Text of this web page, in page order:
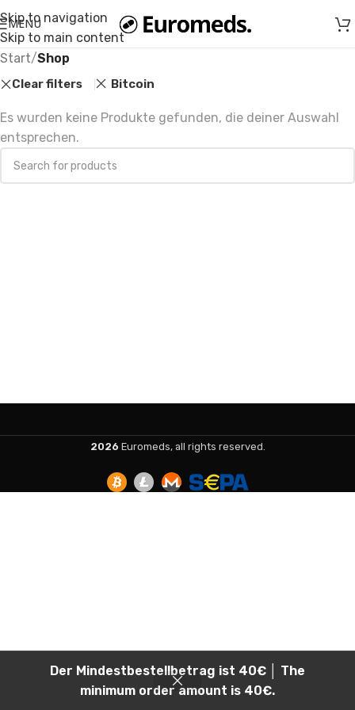
Der Mindestbestellbetrag ist 40€ │ The
minimum order amount is 40€.
Skip to navigation
Skip to main content
MENU
Start/Shop
Clear filters Bitcoin
Es wurden keine Produkte gefunden, die deiner Auswahl
entsprechen.
2026 Euromeds, all rights reserved.